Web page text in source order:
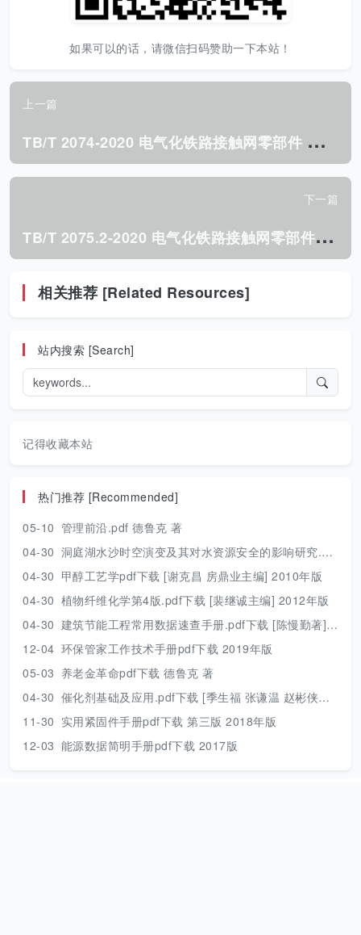
如果可以的话，请微信扫码赞助一下本站！
上一篇
T
B/T 2074-2020 电气化铁路接触网零部件 试验方法.pdf
下一篇
T
B/T 2075.2-2020 电气化铁路接触网零部件 第2部分:腕臂底座本体.pdf
相关推荐 [Related Resources]
站内搜索 [Search]
记得收藏本站
热门推荐 [Recommended]
05-10 管理前沿.pdf 德鲁克 著
04-30 洞庭湖水沙时空演变及其对水资源安全的影响研究.pdf 胡光伟 著 2017年版
04-30 甲醇工艺学pdf下载 [谢克昌 房鼎业主编] 2010年版
04-30 植物纤维化学第4版.pdf下载 [裴继诚主编] 2012年版
04-30 建筑节能工程常用数据速查手册.pdf下载 [陈慢勤著] 2010年版
12-04 环保管家工作技术手册pdf下载 2019年版
05-03 养老金革命pdf下载 德鲁克 著
04-30 催化剂基础及应用.pdf下载 [季生福 张谦温 赵彬侠编] 2011年版
11-30 实用紧固件手册pdf下载 第三版 2018年版
12-03 能源数据简明手册pdf下载 2017版